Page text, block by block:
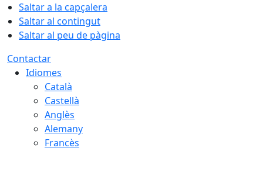
Saltar a la capçalera
Saltar al contingut
Saltar al peu de pàgina
Contactar
Idiomes
Català
Castellà
Anglès
Alemany
Francès